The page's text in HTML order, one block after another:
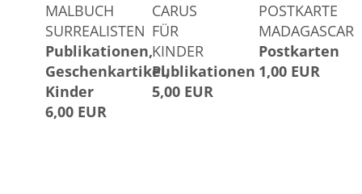
MALBUCH
SURREALISTEN
Publikationen
Geschenkartikel
Kinder
6,00 EUR
CARUS
FÜR
KINDER
Publikationen
5,00 EUR
POSTKARTE
MADAGASCAR
Postkarten
1,00 EUR